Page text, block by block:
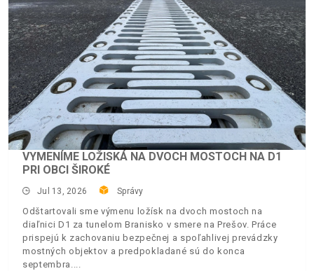
VYMENÍME LOŽISKÁ NA DVOCH MOSTOCH NA D1
PRI OBCI ŠIROKÉ
Jul 13, 2026 Správy
Odštartovali sme výmenu ložísk na dvoch mostoch na
diaľnici D1 za tunelom Branisko v smere na Prešov. Práce
prispejú k zachovaniu bezpečnej a spoľahlivej prevádzky
mostných objektov a predpokladané sú do konca
septembra.